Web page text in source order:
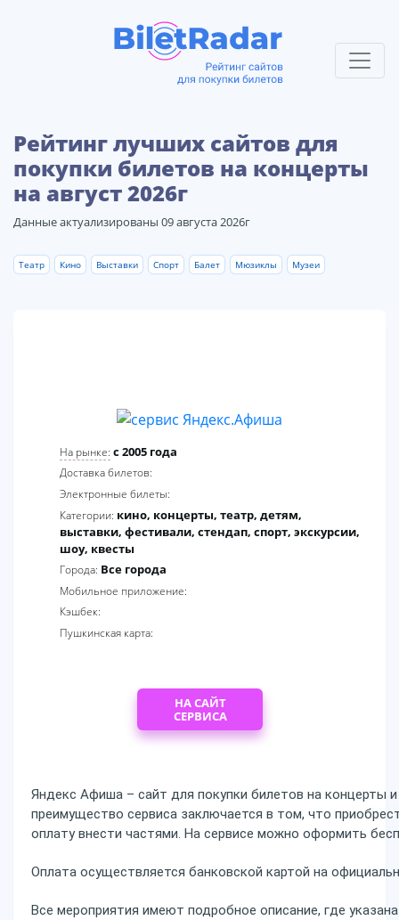
Рейтинг лучших сайтов для
покупки билетов на концерты
на август 2026г
Данные актуализированы 09 августа 2026г
Театр Кино Выставки Спорт Балет Мюзиклы Музеи
На рынке: c 2005 года
Доставка билетов:
Электронные билеты:
Категории: кино, концерты, театр, детям,
выставки, фестивали, стендап, спорт, экскурсии,
шоу, квесты
Города: Все города
Мобильное приложение:
Кэшбек:
Пушкинская карта:
НА САЙТ
СЕРВИСА
Яндекс Афиша – сайт для покупки билетов на концерты
преимущество сервиса заключается в том, что
оплату внести частями. На сервисе можно оформить
Оплата осуществляется банковской картой на
Все мероприятия имеют подробное описание, где